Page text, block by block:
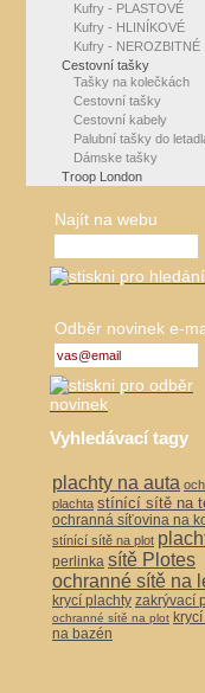
Kufry - PLASTOVÉ
Kufry - HLINÍKOVÉ
Kufry - NEROZBITNÉ
Cestovní tašky
Tašky na kolečkách
Cestovní tašky
Cestovní kabely
Palubní tašky do
Dámske tašky
Troop London
Najít na webu
Odběr novinek e-
Vyhledávací tagy
plachty na auta
plachta stínící sítě na
ochranná síťovina na
stínící sítě na plot
perlinka sítě Plotes
ochranné sítě na
krycí plachty zakrývací
ochranné sítě na plot
na bazén